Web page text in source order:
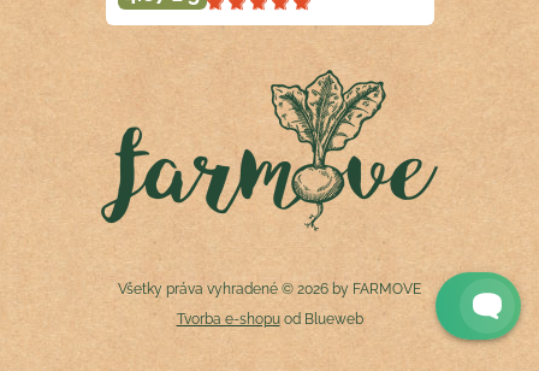
Všetky práva vyhradené © 2026 by FARMOVE
Tvorba e-shopuod Blueweb